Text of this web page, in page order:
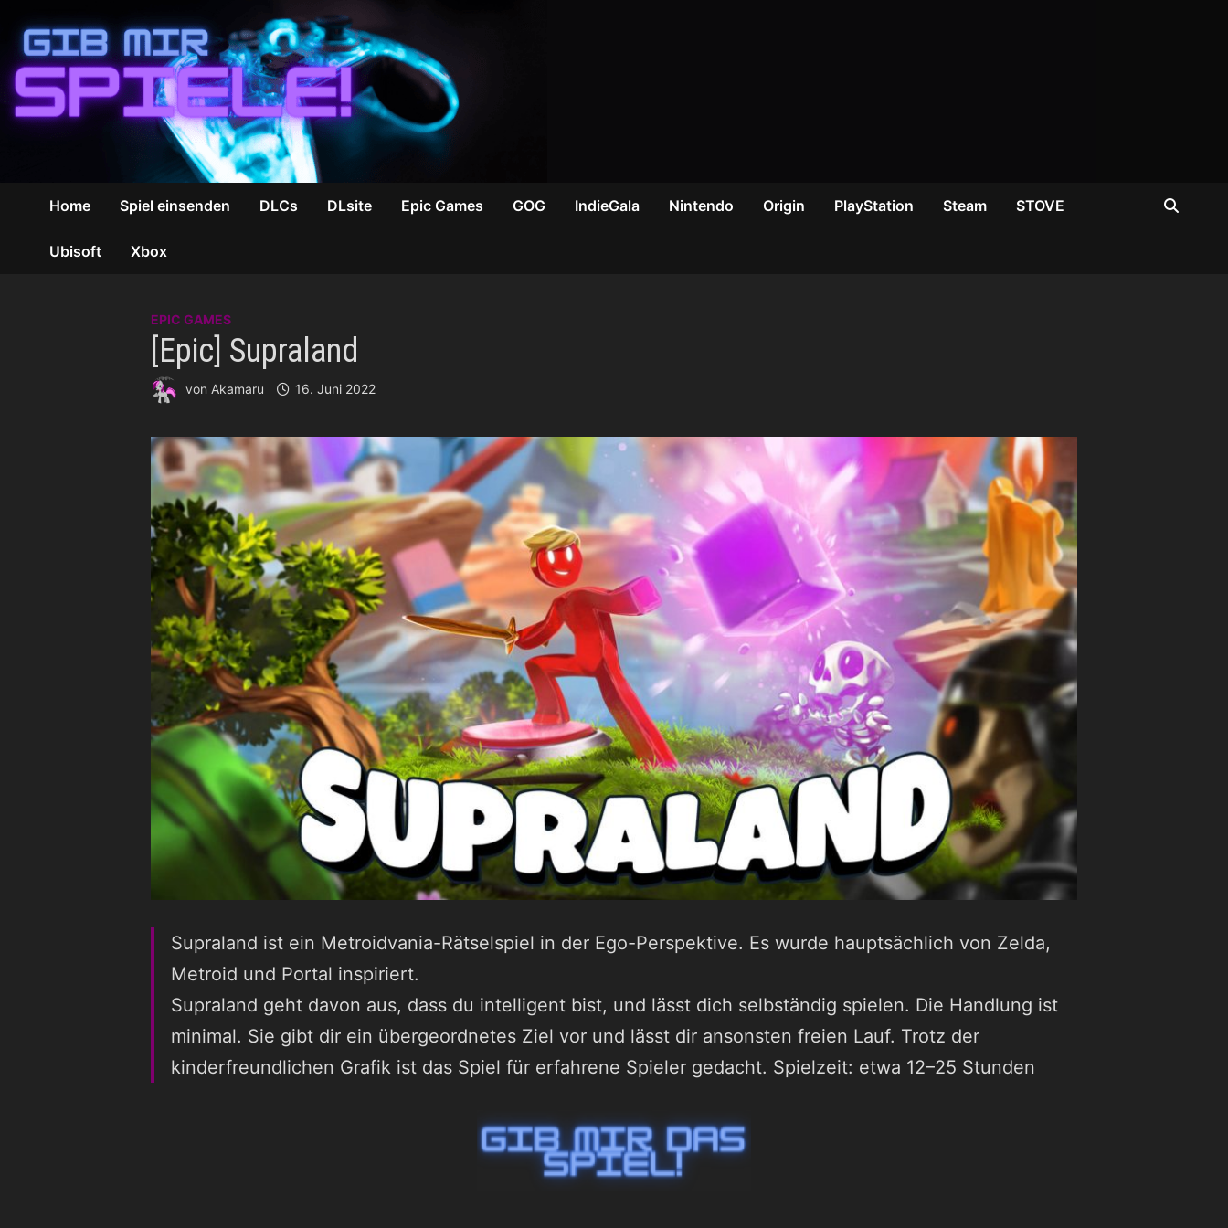
Inhalt
springen
Home Spiel einsenden DLCs DLsite Epic Games GOG IndieGala Nintendo Origin PlayStation Steam STOVE
Ubisoft Xbox
EPIC GAMES
[Epic] Supraland
von Akamaru 16. Juni 2022
Supraland ist ein Metroidvania-Rätselspiel in der Ego-Perspektive. Es wurde hauptsächlich von Zelda,
Metroid und Portal inspiriert.
Supraland geht davon aus, dass du intelligent bist, und lässt dich selbständig spielen. Die Handlung ist
minimal. Sie gibt dir ein übergeordnetes Ziel vor und lässt dir ansonsten freien Lauf. Trotz der
kinderfreundlichen Grafik ist das Spiel für erfahrene Spieler gedacht. Spielzeit: etwa 12–25 Stunden